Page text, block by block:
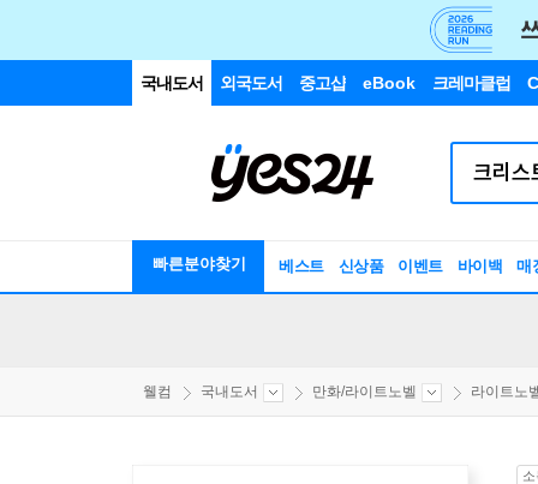
국내도서 외국도서 중고샵 eBook 크레마클럽
빠른분야찾기 베스트 신상품 이벤트 바이백 매
웰컴 국내도서 만화/라이트노벨 라이트노